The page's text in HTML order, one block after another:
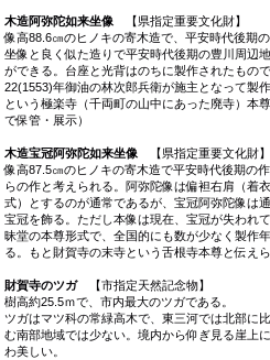
木造阿弥陀如来坐像
【県指定重要文化財】
像高88.6㎝のヒノキの寄木造で、平安時代後期
坐像と良く似た造りで平安時代後期の豊川周辺
ができる。台座と光背はのちに製作されたもの
22(1553)年御油の林次郎兵衛が施主となって製
という極楽寺（千両町の山中にあった廃寺）本
で保管・展示）
木造宝冠阿弥陀如来坐像 【県指定重要文化財】
像高87.5㎝のヒノキの寄木造で平安時代後期の
らの作と考えられる。阿弥陀像は偏袒右肩（着
式）とするのが通常であるが、宝冠阿弥陀像は
宝冠を飾る。ただし本像は現在、宝冠が失われ
昧堂の本尊形式で、全国的にも数が少なく製作
る。もと財賀寺の末寺という舌根寺本尊と伝え
財賀寺のツガ
【市指定天然記念物】
樹高約25.5ｍで、市内最大のツガである。
ツガはマツ科の常緑高木で、東三河では北部に
む南部地域では少ない。境内から仰ぎ見る崖上
わ美しい。